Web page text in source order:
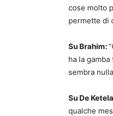
cose molto
permette di
Su Brahim:
ha la
sembra
Su De
qualche